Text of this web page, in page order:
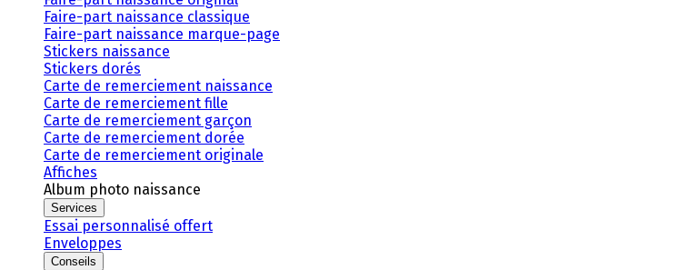
Faire-part naissance classique
Faire-part naissance marque-page
Stickers naissance
Stickers dorés
Carte de remerciement naissance
Carte de remerciement fille
Carte de remerciement garçon
Carte de remerciement dorée
Carte de remerciement originale
Affiches
Album photo naissance
Services
Essai personnalisé offert
Enveloppes
Conseils